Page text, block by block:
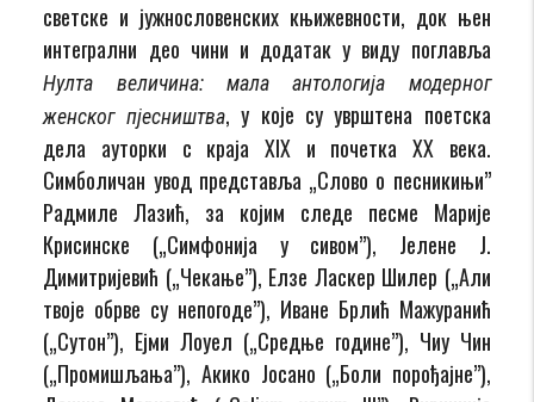
светске и јужнословенских књижевности, док њен
интегрални део чини и додатак у виду поглавља
Нулта величина: мала антологија модерног
женског пјесништва, у које су уврштена поетска
дела ауторки с краја ХIX и почетка ХХ века.
Симболичан увод представља „Слово о песникињи”
Радмиле Лазић, за којим следе песме Марије
Крисинске („Симфонија у сивом”), Јелене Ј.
Димитријевић („Чекање”), Елзе Ласкер Шилер („Али
твоје обрве су непогоде”), Иване Брлић Мажуранић
(„Сутон”), Ејми Лоуел („Средње године”), Чиу Чин
(„Промишљања”), Акико Јосано („Боли порођајне”),